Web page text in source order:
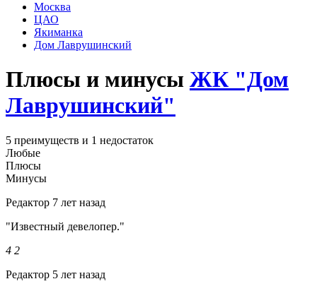
Москва
ЦАО
Якиманка
Дом Лаврушинский
Плюсы и минусы ЖК "Дом
Лаврушинский"
5 преимуществ и 1 недостаток
Любые
Плюсы
Минусы
Редактор 7 лет назад
"Известный девелопер."
4 2
Редактор 5 лет назад